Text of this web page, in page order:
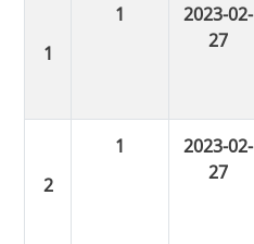
1
2023-02-
27
1
2023-02-
27